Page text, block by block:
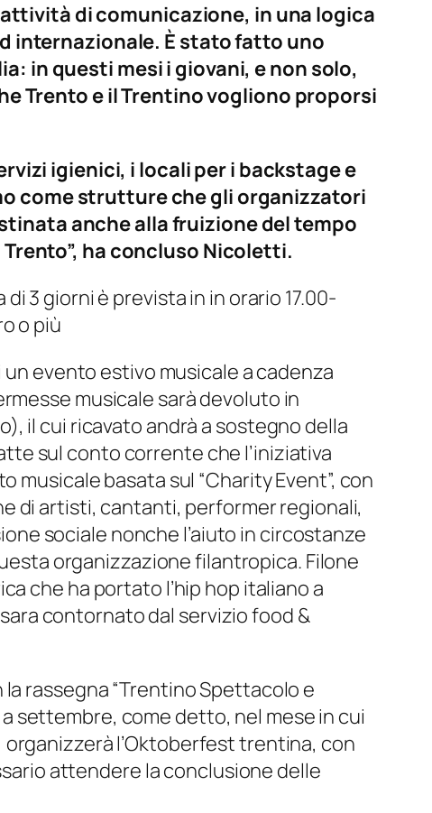
di comunicazione, in una logica
internazionale. È stato fatto uno
in questi mesi i giovani, e non solo,
Trento e il Trentino vogliono proporsi
igienici, i locali per i backstage e
come strutture che gli organizzatori
anche alla fruizione del tempo
ha concluso Nicoletti.
3 giorni è prevista in in orario 17.00-
o più
evento estivo musicale a cadenza
musicale sarà devoluto in
il cui ricavato andrà a sostegno della
sul conto corrente che l’iniziativa
basata sul “Charity Event”, con
di artisti, cantanti, performer regionali,
sociale nonche l’aiuto in circostanze
organizzazione filantropica. Filone
che ha portato l’hip hop italiano a
contornato dal servizio food &
rassegna “Trentino Spettacolo e
settembre, come detto, nel mese in cui
l’Oktoberfest trentina, con
attendere la conclusione delle